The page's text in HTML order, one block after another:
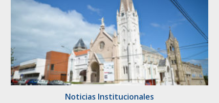
Noticias Institucionales